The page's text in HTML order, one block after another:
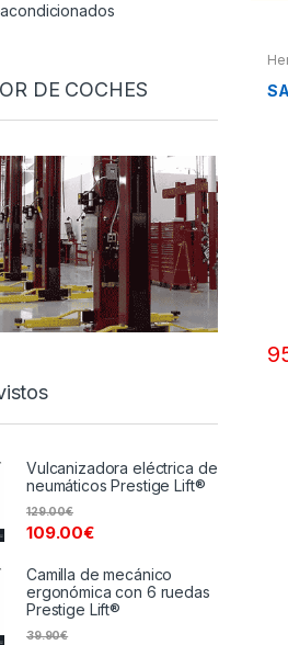
DE COCHES
Vulcanizadora eléctrica de
neumáticos Prestige Lift®
109.00€
129.00€
Camilla de mecánico
ergonómica con 6 ruedas
Prestige Lift®
39.90€